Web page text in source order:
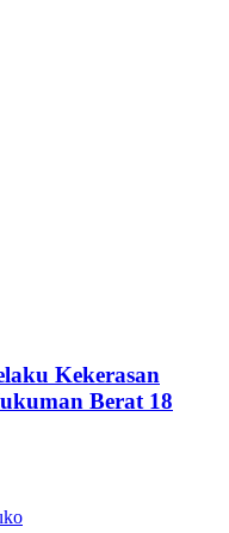
Kekerasan
Berat 18